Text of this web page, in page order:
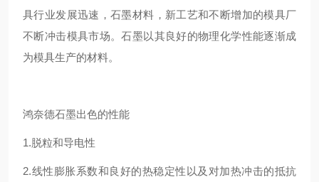
具行业发展迅速，石墨材料，新工艺和不断增加的模具厂
不断冲击模具市场。石墨以其良好的物理化学性能逐渐成
为模具生产的材料。
鸿奈德石墨出色的性能
1.脱粒和导电性
2.线性膨胀系数和良好的热稳定性以及对加热冲击的抵抗